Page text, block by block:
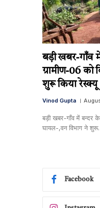
बड़ी खबर-
ग्रामीण-06 को
शुरू किया
Vinod Gupta
बड़ी खबर-गाँव में बन्दर
घायल-,वन विभाग ने
Facebook